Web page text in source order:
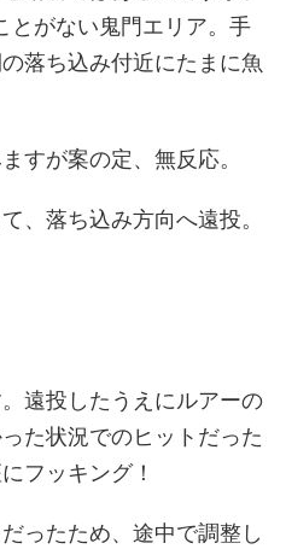
とがない鬼門エリア。手
落ち込み付近にたまに魚
すが案の定、無反応。
、落ち込み方向へ遠投。
遠投したうえにルアーの
た状況でのヒットだった
フッキング！
ったため、途中で調整し